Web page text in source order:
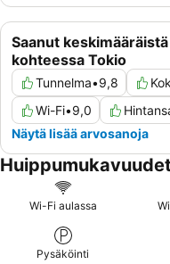
Saanut
kohteessa Tokio
Tunnelma•9,8
Wi-Fi•9,0
Näytä lisää arvosanoja
Huippumukavuudet
Wi-Fi aulassa
Pysäköinti